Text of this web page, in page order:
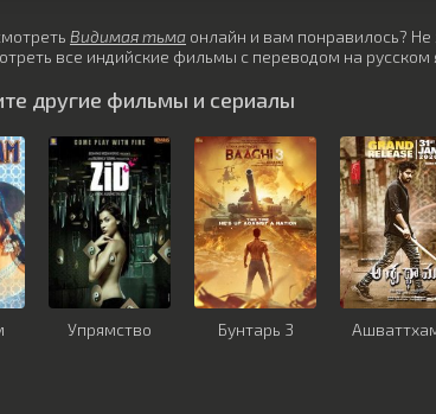
Видимая тьма онлайн и вам понравилось? Не
все индийские фильмы с переводом на русском
другие фильмы и сериалы
Упрямство Бунтарь 3